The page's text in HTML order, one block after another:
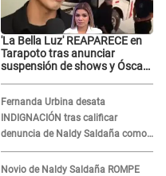
'La Bella Luz' REAPARECE en
Tarapoto tras anunciar
suspensión de shows y Óscar
Fernanda Urbina desata
INDIGNACIÓN tras calificar
denuncia de Naldy Saldaña como
'acto bochornoso': "No es justo
atacar a otra mujer"
Novio de Naldy Saldaña ROMPE